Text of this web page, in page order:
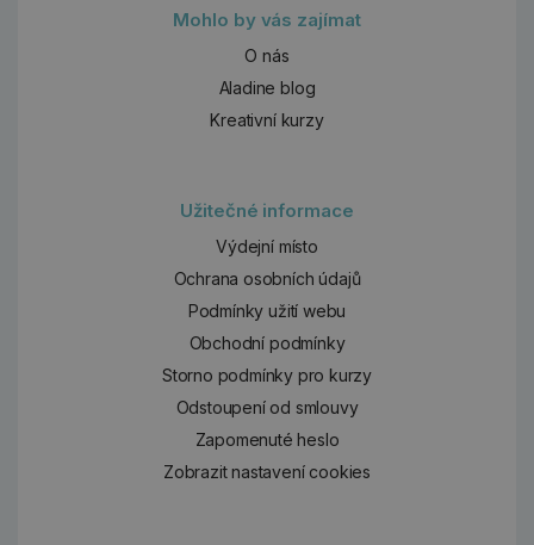
Mohlo by vás zajímat
O nás
Aladine blog
Kreativní kurzy
Užitečné informace
Výdejní místo
Ochrana osobních údajů
Podmínky užití webu
Obchodní podmínky
Storno podmínky pro kurzy
Odstoupení od smlouvy
Zapomenuté heslo
Zobrazit nastavení cookies